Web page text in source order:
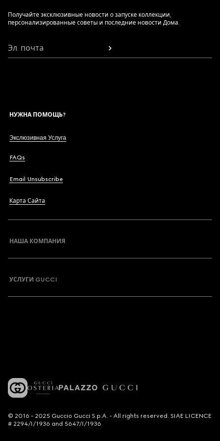
Получайте эксклюзивные новости о запуске коллекции,
персонализированные советы и последние новости Дома.
Эл. почта
НУЖНА ПОМОЩЬ?
Экслюзивная Услуга
FAQs
Email Unsubscribe
Карта Сайта
НАША КОМПАНИЯ
УСЛУГИ GUCCI
© 2016 - 2025 Guccio Gucci S.p.A. - All rights reserved. SIAE LICENCE
# 2294/I/1936 and 5647/I/1936